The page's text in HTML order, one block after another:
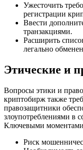
Ужесточить
регистрации
Ввести
транзакциями.
Расширить
легально
Этические и
Вопросы этики и
криптобирж также
правозащитники
злоупотреблениями в
Ключевыми моментами
Риск